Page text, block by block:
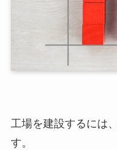
工場を建設するには
す。